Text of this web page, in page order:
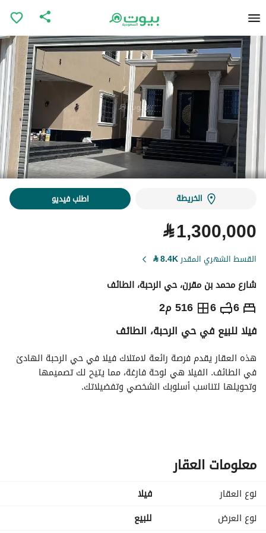
الخريطة اطلب فيديو
⃁1,300,000
القسط الشهري المقدر8.4K
⃁
شارع محمد بن مقرن، حي الرحبة، الطائف
6
6 516 م2 ⃁
1,300,000
التفاصيل معلومات ترخيص الإعلان
فيلا للبيع في حي الرحبة، الطائف
وتحويلها لتناسب أسلوبك الشخصي وتفضيلاتك.
- الموقع: حي الرحبة، الطائف
- السعر: 1,300,000 ريال سعودي
- عدد الغرف: 0 (يمكن تصميمها حسب الطلب)
- عدد الحمامات: 0 (إمكانية لاختيارات تصميمك)
- مفروش: لا (غير مفروشة، مما يوفر مرونة)
معلومات العقار
نوع العقار
فیلا
نوع العرض
للبيع